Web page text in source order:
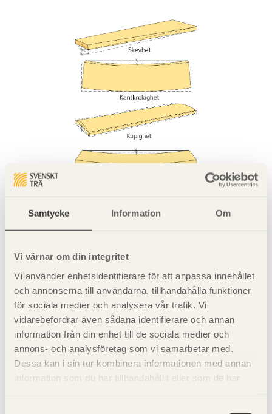
Samtycke Information Om
Vi värnar om din integritet
Vi använder enhetsidentifierare för att anpassa innehållet
och annonserna till användarna, tillhandahålla funktioner
för sociala medier och analysera vår trafik. Vi
vidarebefordrar även sådana identifierare och annan
information från din enhet till de sociala medier och
annons- och analysföretag som vi samarbetar med.
Dessa kan i sin tur kombinera informationen med annan
information som du har tillhandahållit eller som de har
Tips!
Scrolla tabeller i sidled för att se all info.
Tjocklek, alla bärverksdelar ≥ 35 mm